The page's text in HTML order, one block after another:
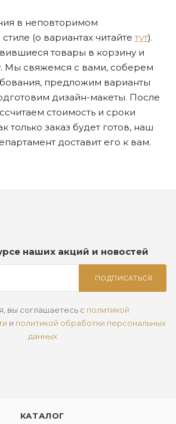
в неповторимом
(о вариантах читайте тут).
товары в корзину и
Мы свяжемся с вами, соберем
предложим варианты
дизайн-макеты. После
стоимость и сроки
только заказ будет готов, наш
доставит его к вам.
наших акций и новостей
ПОДПИСАТЬСЯ
вы соглашаетесь с политикой
и политикой обработки персональных
данных
КАТАЛОГ